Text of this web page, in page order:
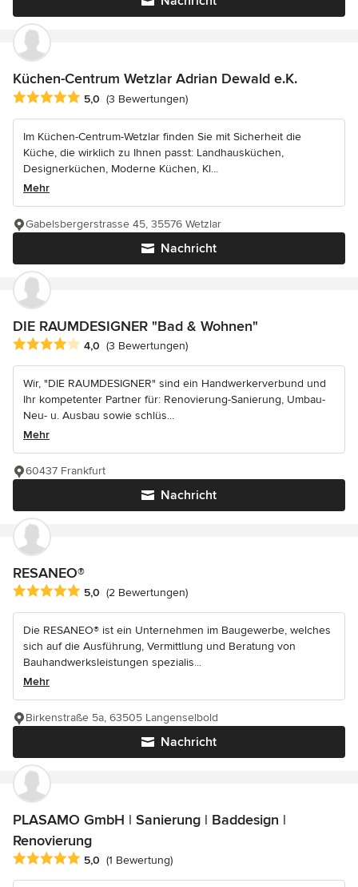
Küchen-Centrum Wetzlar Adrian Dewald e.K.
Durchschnittliche Bewertung: 5 von 5 Sternen
5,0 (3 Bewertungen)
Im Küchen-Centrum-Wetzlar finden Sie mit Sicherheit die
Küche, die wirklich zu Ihnen passt: Landhausküchen,
Designerküchen, Moderne Küchen, Kl...
Mehr
Nachricht
Gabelsbergerstrasse 45, 35576 Wetzlar
DIE RAUMDESIGNER "Bad & Wohnen"
Durchschnittliche Bewertung: 4 von 5 Sternen
4,0 (3 Bewertungen)
Wir, "DIE RAUMDESIGNER" sind ein Handwerkerverbund und
Ihr kompetenter Partner für: Renovierung-Sanierung, Umbau-
Neu- u. Ausbau sowie schlüs...
Mehr
Nachricht
60437 Frankfurt
RESANEO®
Durchschnittliche Bewertung: 5 von 5 Sternen
5,0 (2 Bewertungen)
Die RESANEO® ist ein Unternehmen im Baugewerbe, welches
sich auf die Ausführung, Vermittlung und Beratung von
Bauhandwerksleistungen spezialis...
Mehr
Nachricht
Birkenstraße 5a, 63505 Langenselbold
PLASAMO GmbH | Sanierung | Baddesign |
Renovierung
Durchschnittliche Bewertung: 5 von 5 Sternen
5,0 (1 Bewertung)